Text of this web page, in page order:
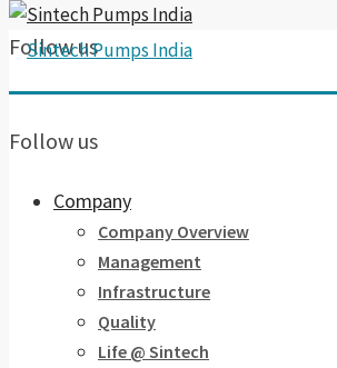
Follow us
Follow us
Company
Company Overview
Management
Infrastructure
Quality
Life @ Sintech